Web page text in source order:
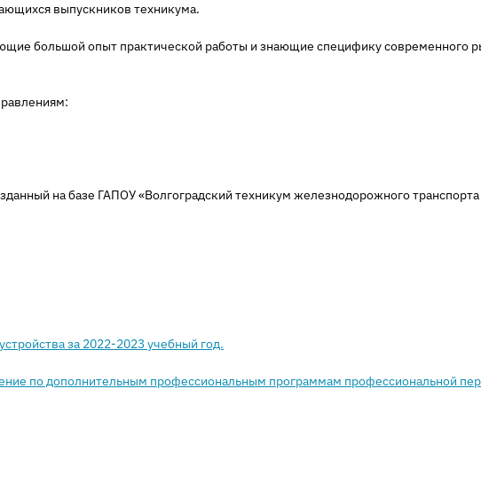
выпускников техникума.
большой опыт практической работы и знающие специфику современного
на базе ГАПОУ «Волгоградский техникум железнодорожного
за 2022-2023 учебный год.
по дополнительным профессиональным программам профессиональной